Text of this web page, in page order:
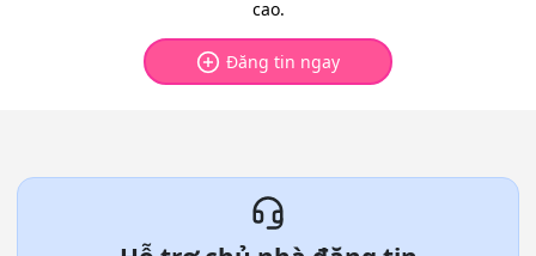
cao.
Đăng tin ngay